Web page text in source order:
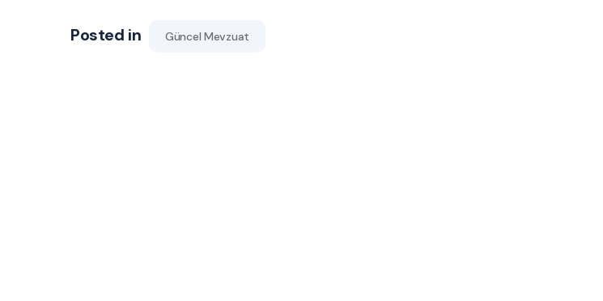
Posted in Güncel Mevzuat